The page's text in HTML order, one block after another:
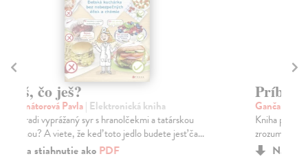
Príbeh vody
Gančarčíková Kateřina| Elektronická kniha
Kniha pre najmladších čitateľov, ktorá jednoducho a
zrozumiteľne odpovie na ich najčastejšie otázky ...
Na stiahnutie ako